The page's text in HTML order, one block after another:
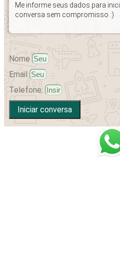
Me informe seus dados para
conversa sem compromisso :)
Nome
Email
Telefone:
Iniciar conversa